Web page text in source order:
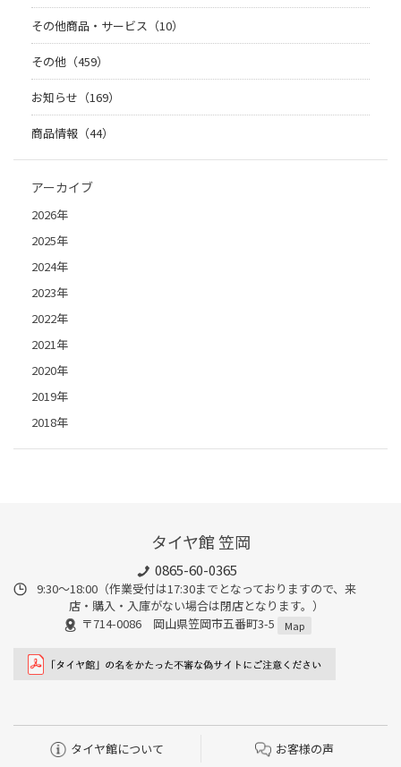
その他商品・サービス（10）
その他（459）
お知らせ（169）
商品情報（44）
アーカイブ
2026年
2025年
2024年
2023年
2022年
2021年
2020年
2019年
2018年
タイヤ館 笠岡
0865-60-0365
9:30～18:00（作業受付は17:30までとなっておりますので、来
店・購入・入庫がない場合は閉店となります。）
〒714-0086 岡山県笠岡市五番町3-5
Map
タイヤ館について お客様の声